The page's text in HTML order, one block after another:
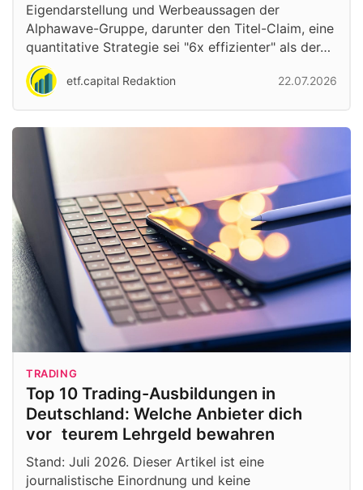
Eigendarstellung und Werbeaussagen der
Alphawave-Gruppe, darunter den Titel-Claim, eine
quantitative Strategie sei "6x effizienter" als der…
etf.capital Redaktion 22.07.2026
TRADING
Top 10 Trading-Ausbildungen in
Deutschland: Welche Anbieter dich
vor teurem Lehrgeld bewahren
Stand: Juli 2026. Dieser Artikel ist eine
journalistische Einordnung und keine